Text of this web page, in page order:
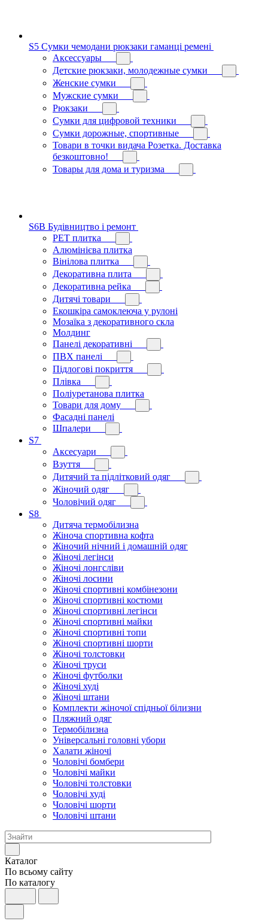
S5 Сумки чемодани рюкзаки гаманці ремені
Аксессуары
Детские рюкзаки, молодежные сумки
Женские сумки
Мужские сумки
Рюкзаки
Сумки для цифровой техники
Сумки дорожные, спортивные
Товари в точки видача Розетка. Доставка
безкоштовно!
Товары для дома и туризма
S6B Будівництво і ремонт
PЕT плитка
Алюмінієва плитка
Вінілова плитка
Декоративна плита
Декоративна рейка
Дитячі товари
Екошкіра самоклеюча у рулоні
Мозаїка з декоративного скла
Молдинг
Панелі декоративні
ПВХ панелі
Підлогові покриття
Плівка
Поліуретанова плитка
Товари для дому
Фасадні панелі
Шпалери
S7
Аксесуари
Взуття
Дитячий та підлітковий одяг
Жіночий одяг
Чоловічий одяг
S8
Дитяча термобілизна
Жіноча спортивна кофта
Жіночий нічний і домашній одяг
Жіночі легінси
Жіночі лонгсліви
Жіночі лосини
Жіночі спортивні комбінезони
Жіночі спортивні костюми
Жіночі спортивні легінси
Жіночі спортивні майки
Жіночі спортивні топи
Жіночі спортивні шорти
Жіночі толстовки
Жіночі труси
Жіночі футболки
Жіночі худі
Жіночі штани
Комплекти жіночої спідньої білизни
Пляжний одяг
Термобілизна
Універсальні головні убори
Халати жіночі
Чоловічі бомбери
Чоловічі майки
Чоловічі толстовки
Чоловічі худі
Чоловічі шорти
Чоловічі штани
Каталог
По всьому сайту
По каталогу